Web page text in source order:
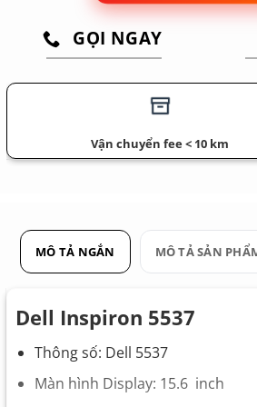
GỌI NGAY
Vận chuyển fee < 10 km
MÔ TẢ NGẮN MÔ TẢ SẢN
Dell Inspiron 5537
Thông số: Dell 5537
Màn hình Display: 15.6 inch